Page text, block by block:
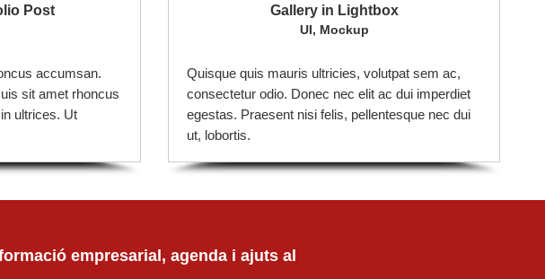
Post
accumsan.
sit amet rhoncus
ultrices. Ut
Gallery in Lightbox
UI, Mockup
Quisque quis mauris ultricies, volutpat sem ac,
consectetur odio. Donec nec elit ac dui imperdiet
egestas. Praesent nisi felis, pellentesque nec dui
ut, lobortis.
empresarial, agenda i ajuts al